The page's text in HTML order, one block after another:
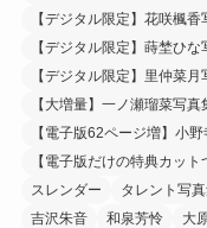
【デジタル限定】花咲楓香
【デジタル限定】蒔埜ひ
【デジタル限定】里仲菜
【大増量】一ノ瀬瑠菜写真
【電子版62ページ増】小
【電子版だけの特典カッ
スレンダー
タレント写
吉沢朱音
和泉芳怜 大